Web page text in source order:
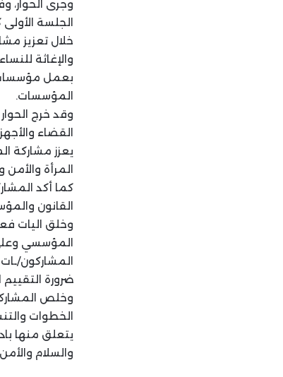
خلال تعزيز
والإغاثة
بعمل مؤسسات
المؤسسات.
وقد خرج
القضاء
يعزز مشاركة
المرأة
كما أكد
القانون
وخلق اليات
المؤسسي
المشاركون/
ضرورة التقييم
وخلص
الخطوات
يتعلق منها
والسلام